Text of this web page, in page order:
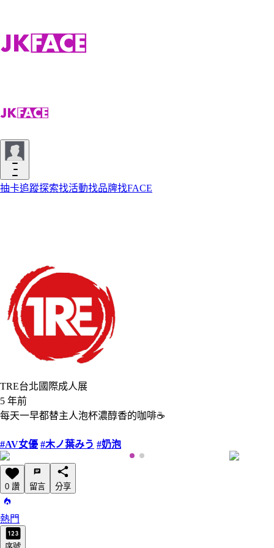
抽卡追蹤探索找活動找品牌找FACE
TRE台北國際成人展
5 年前
每天一早都替主人泡杯濃醇香的咖啡☕️
#AV女優 #木ノ葉みう #奶泡
0 讚 留言 分享
熱門